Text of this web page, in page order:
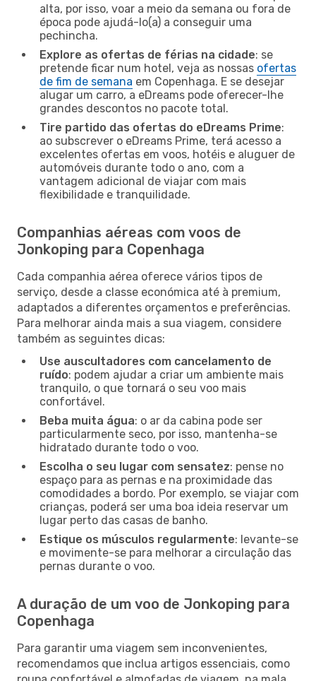
alta, por isso, voar a meio da semana ou fora de
época pode ajudá-lo(a) a conseguir uma
pechincha.
Explore as ofertas de férias na cidade: se
pretende ficar num hotel, veja as nossas ofertas
de fim de semana em Copenhaga. E se desejar
alugar um carro, a eDreams pode oferecer-lhe
grandes descontos no pacote total.
Tire partido das ofertas do eDreams Prime:
ao subscrever o eDreams Prime, terá acesso a
excelentes ofertas em voos, hotéis e aluguer de
automóveis durante todo o ano, com a
vantagem adicional de viajar com mais
flexibilidade e tranquilidade.
Companhias aéreas com voos de
Jonkoping para Copenhaga
Cada companhia aérea oferece vários tipos de
serviço, desde a classe económica até à premium,
adaptados a diferentes orçamentos e preferências.
Para melhorar ainda mais a sua viagem, considere
também as seguintes dicas:
Use auscultadores com cancelamento de
ruído: podem ajudar a criar um ambiente mais
tranquilo, o que tornará o seu voo mais
confortável.
Beba muita água: o ar da cabina pode ser
particularmente seco, por isso, mantenha-se
hidratado durante todo o voo.
Escolha o seu lugar com sensatez: pense no
espaço para as pernas e na proximidade das
comodidades a bordo. Por exemplo, se viajar com
crianças, poderá ser uma boa ideia reservar um
lugar perto das casas de banho.
Estique os músculos regularmente: levante-se
e movimente-se para melhorar a circulação das
pernas durante o voo.
A duração de um voo de Jonkoping para
Copenhaga
Para garantir uma viagem sem inconvenientes,
recomendamos que inclua artigos essenciais, como